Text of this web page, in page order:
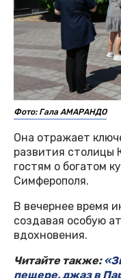
Фото: Гала АМАРАНДО
Она отражает
развития столицы
гостям о богатом
Симферополя.
В вечернее время
создавая особую
вдохновения.
Читайте также:
пещере, джаз в